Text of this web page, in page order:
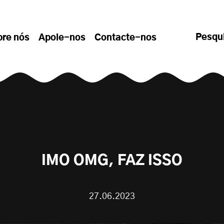
nós Apoie-nos Contacte-nos
IMO OMG, FAZ ISSO
27.06.2023